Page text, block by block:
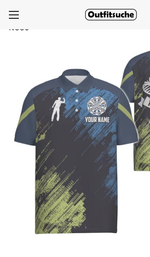
Herren Darts Polo Shirt in Grün und
N335